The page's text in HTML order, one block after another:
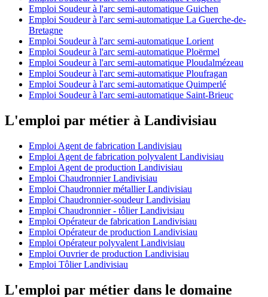
Emploi Soudeur à l'arc semi-automatique Guichen
Emploi Soudeur à l'arc semi-automatique La Guerche-de-
Bretagne
Emploi Soudeur à l'arc semi-automatique Lorient
Emploi Soudeur à l'arc semi-automatique Ploërmel
Emploi Soudeur à l'arc semi-automatique Ploudalmézeau
Emploi Soudeur à l'arc semi-automatique Ploufragan
Emploi Soudeur à l'arc semi-automatique Quimperlé
Emploi Soudeur à l'arc semi-automatique Saint-Brieuc
L'emploi par métier à Landivisiau
Emploi Agent de fabrication Landivisiau
Emploi Agent de fabrication polyvalent Landivisiau
Emploi Agent de production Landivisiau
Emploi Chaudronnier Landivisiau
Emploi Chaudronnier métallier Landivisiau
Emploi Chaudronnier-soudeur Landivisiau
Emploi Chaudronnier - tôlier Landivisiau
Emploi Opérateur de fabrication Landivisiau
Emploi Opérateur de production Landivisiau
Emploi Opérateur polyvalent Landivisiau
Emploi Ouvrier de production Landivisiau
Emploi Tôlier Landivisiau
L'emploi par métier dans le domaine